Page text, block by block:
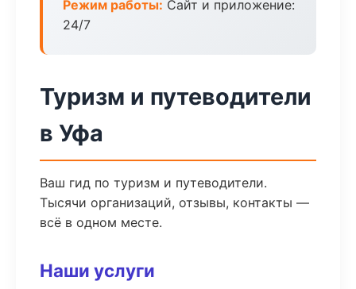
Режим работы: Сайт и приложение:
24/7
Туризм и путеводители
в Уфа
Ваш гид по туризм и путеводители.
Тысячи организаций, отзывы, контакты —
всё в одном месте.
Наши услуги